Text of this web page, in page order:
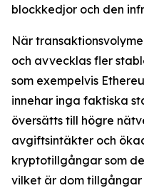
blockkedjor och den
När
och avvecklas fler
som exempelvis
innehar inga faktiska
översätts till högre
avgiftsintäkter och
kryptotillgångar som
vilket är dom tillgångar